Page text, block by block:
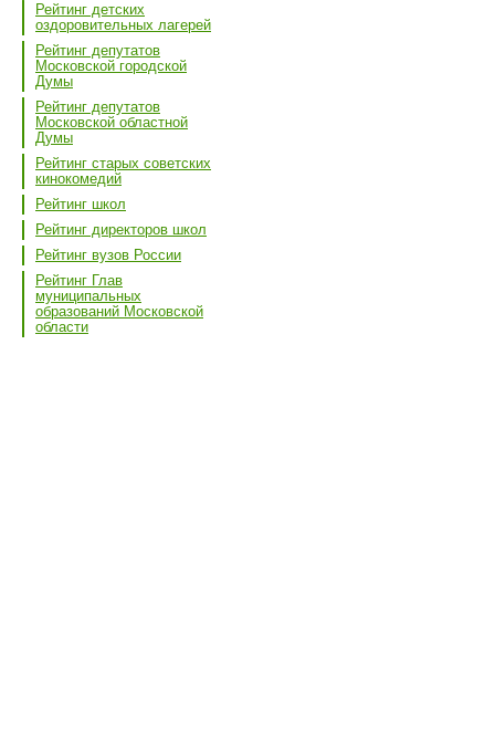
Рейтинг детских
оздоровительных лагерей
Рейтинг депутатов
Московской городской
Думы
Рейтинг депутатов
Московской областной
Думы
Рейтинг старых советских
кинокомедий
Рейтинг школ
Рейтинг директоров школ
Рейтинг вузов России
Рейтинг Глав
муниципальных
образований Московской
области